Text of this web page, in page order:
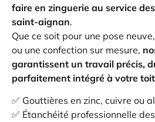
faire en zinguerie au service
saint-aignan.
Que ce soit pour une pose
ou une confection sur mesure,
garantissent un travail précis,
parfaitement intégré à votre
✅ Gouttières en zinc, cuivre ou
✅ Étanchéité professionnelle